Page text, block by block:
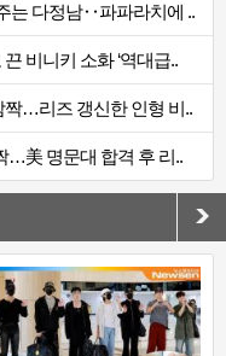
는 다정남‥파파라치에 ..
비니키 소화 ‘역대급..
짝…리즈 갱신한 인형 비..
…美 명문대 합격 후 리..